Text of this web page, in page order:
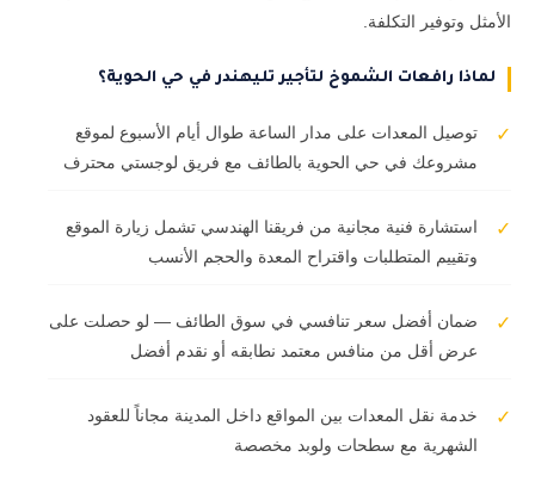
الأمثل وتوفير التكلفة.
لماذا رافعات الشموخ لتأجير تليهندر في حي الحوية؟
✓
توصيل المعدات على مدار الساعة طوال أيام الأسبوع لموقع
مشروعك في حي الحوية بالطائف مع فريق لوجستي محترف
✓
استشارة فنية مجانية من فريقنا الهندسي تشمل زيارة الموقع
وتقييم المتطلبات واقتراح المعدة والحجم الأنسب
✓
ضمان أفضل سعر تنافسي في سوق الطائف — لو حصلت على
عرض أقل من منافس معتمد نطابقه أو نقدم أفضل
✓
خدمة نقل المعدات بين المواقع داخل المدينة مجاناً للعقود
الشهرية مع سطحات ولوبد مخصصة